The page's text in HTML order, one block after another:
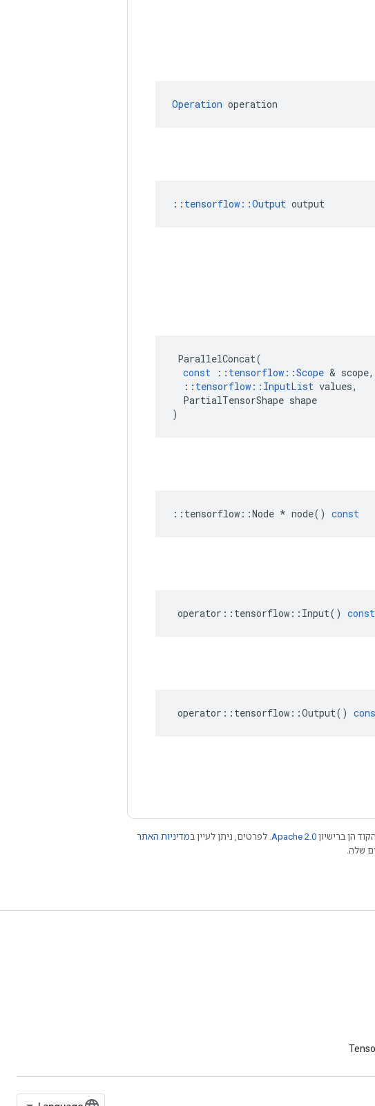
Operation operation
:: tensorflow::Output output
ParallelConcat(
const
:: tensorflow ::Scope & scope,
:: tensorflow :: InputList values,
PartialTensorShape shape
)
:: tensorflow ::Node * node() const
operator :: tensorflow :: Input() const
operator :: tensorflow ::Output()
הן ברישיון Apache 2.0 . לפרטים, ניתן לעיין במדיניות האתר